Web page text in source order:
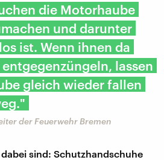
die Motorhaube
und darunter
ist. Wenn ihnen da
lassen
gleich wieder fallen
der Feuerwehr Bremen
sind: Schutzhandschuhe